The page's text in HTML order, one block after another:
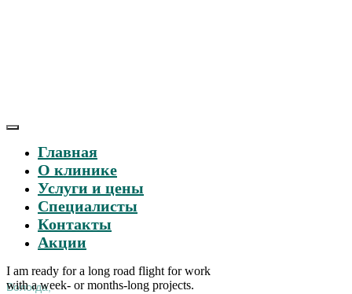
Вологда,
Главная
О клинике
Услуги и цены
Специалисты
Контакты
Акции
I am ready for a long road flight for work
with a week- or months-long projects.